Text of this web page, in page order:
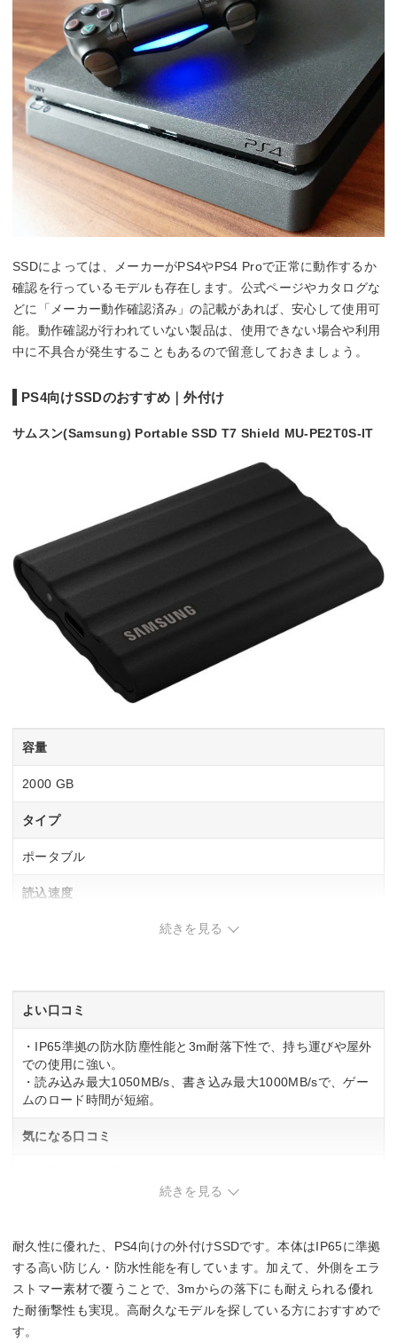
SSDによっては、メーカーがPS4やPS4 Proで正常に動作するか
確認を行っているモデルも存在します。公式ページやカタログな
どに「メーカー動作確認済み」の記載があれば、安心して使用可
能。動作確認が行われていない製品は、使用できない場合や利用
中に不具合が発生することもあるので留意しておきましょう。
PS4向けSSDのおすすめ｜外付け
サムスン(Samsung) Portable SSD T7 Shield MU-PE2T0S-IT
容量
2000 GB
タイプ
ポータブル
読込速度
1000 MB/s
続きを見る
よい口コミ
・IP65準拠の防水防塵性能と3m耐落下性で、持ち運びや屋外
での使用に強い。
・読み込み最大1050MB/s、書き込み最大1000MB/sで、ゲー
ムのロード時間が短縮。
気になる口コミ
手入れが必要な場合あり。続きを見る
耐久性に優れた、PS4向けの外付けSSDです。本体はIP65に準拠
する高い防じん・防水性能を有しています。加えて、外側をエラ
ストマー素材で覆うことで、3mからの落下にも耐えられる優れ
た耐衝撃性も実現。高耐久なモデルを探している方におすすめで
す。